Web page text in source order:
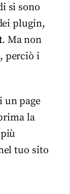
si sono
plugin,
. Ma non
perciò i
un page
la
tuo sito